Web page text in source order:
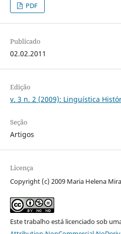
PDF
Publicado
02.02.2011
Edição
v. 3 n. 2 (2009): Linguística
Seção
Artigos
Licença
Copyright (c) 2009 Maria Helena
Este trabalho está licenciado sob